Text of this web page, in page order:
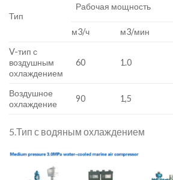
Тип
Рабочая мощность
м3/ч м3/мин
V-тип с
воздушным
охлаждением
60
1.0
Воздушное
охлаждение
90 1,5
5.Тип с водяным охлаждением